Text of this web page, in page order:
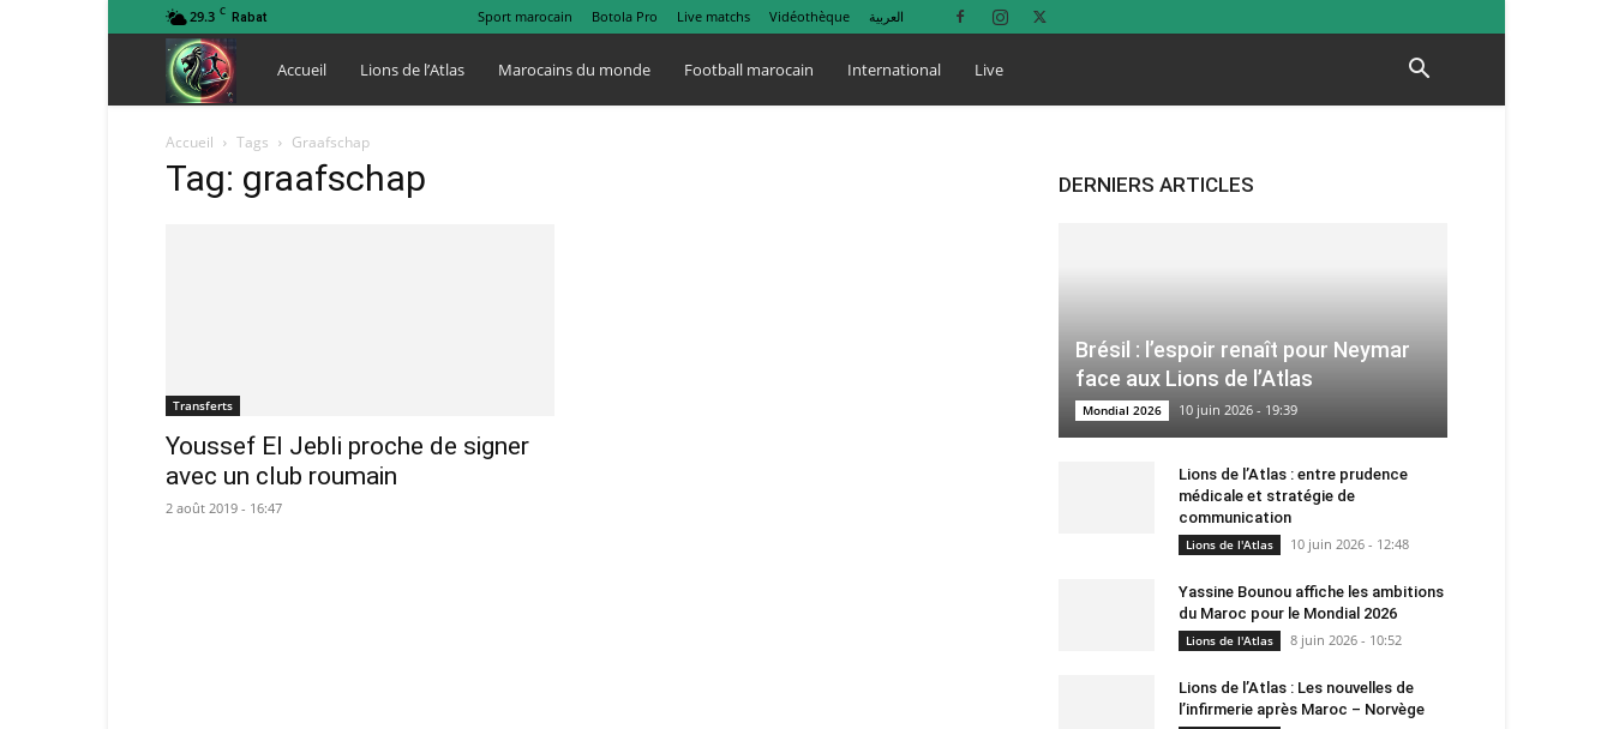
29.3 C Rabat Sport marocain Botola Pro Live matchs Vidéothèque العربية
Lions
de
Accueil Lions de l’Atlas Marocains du monde Football marocain International Live
Accueil Tags Graafschap
Tag: graafschap
Transferts
Youssef El Jebli proche de signer
avec un club roumain
2 août 2019 - 16:47
DERNIERS ARTICLES
Brésil : l’espoir renaît pour Neymar
face aux Lions de l’Atlas
Mondial 2026 10 juin 2026 - 19:39
Lions de l’Atlas : entre prudence
médicale et stratégie de
communication
Lions de l'Atlas 10 juin 2026 - 12:48
Yassine Bounou affiche les ambitions
du Maroc pour le Mondial 2026
Lions de l'Atlas 8 juin 2026 - 10:52
Lions de l’Atlas : Les nouvelles de
l’infirmerie après Maroc – Norvège